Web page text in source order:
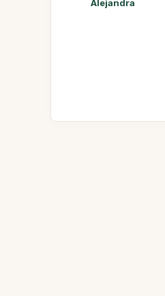
Alejandra